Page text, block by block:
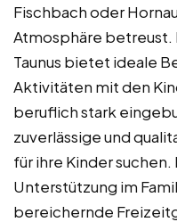
Fischbach oder
Atmosphäre betreust.
Taunus bietet ideale
Aktivitäten mit den
beruflich stark
zuverlässige und
für ihre Kinder
Unterstützung im
bereichernde